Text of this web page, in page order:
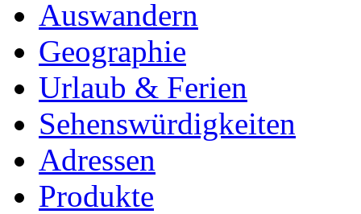
Auswandern
Geographie
Urlaub & Ferien
Sehenswürdigkeiten
Adressen
Produkte